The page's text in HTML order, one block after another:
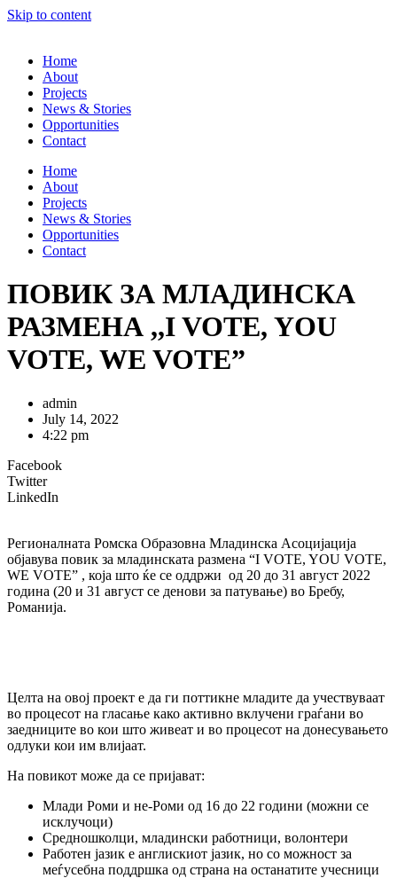
Skip to content
Home
About
Projects
News & Stories
Opportunities
Contact
Home
About
Projects
News & Stories
Opportunities
Contact
ПОВИК ЗА МЛАДИНСКА
РАЗМЕНА ,,I VOTE, YOU
VOTE, WE VOTE”
admin
July 14, 2022
4:22 pm
Facebook
Twitter
LinkedIn
Регионалната Ромска Образовна Младинска Асоцијација
објавува повик за младинската размена “I VOTE, YOU VOTE,
WE VOTE” , која што ќе се оддржи од 20 до 31 август 2022
година (20 и 31 август се денови за патување) во Бребу,
Романија.
Целта на овој проект е да ги поттикне младите да учествуваат
во процесот на гласање како активно вклучени граѓани во
заедниците во кои што живеат и во процесот на донесувањето
одлуки кои им влијаат.
На повикот може да се пријават:
Млади Роми и не-Роми од 16 до 22 години (можни се
исклучоци)
Средношколци, младински работници, волонтери
Работен јазик е англискиот јазик, но со можност за
меѓусебна поддршка од страна на останатите учесници